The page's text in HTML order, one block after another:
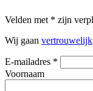
Velden met * zijn
Wij gaan vertrouwelijk
E-mailadres *
Voornaam